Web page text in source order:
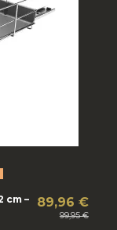
cm –
89,96 €
99,95 €